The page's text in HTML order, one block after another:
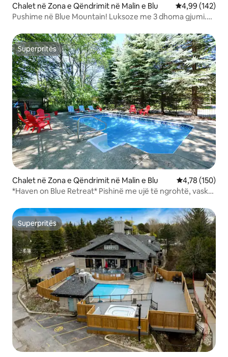
Chalet në Zona e Qëndrimit në Malin e Blu Vlerësimi
4,99 (142)
Pushime në Blue Mountain! Luksoze me 3 dhoma gjumi.
Superpritës
Superpritës
Chalet në Zona e Qëndrimit në Malin e Blu Vlerësimi
4,78 (150)
*Haven on Blue Retreat* Pishinë me ujë të ngrohtë, vaskë
Superpritës
Superpritës